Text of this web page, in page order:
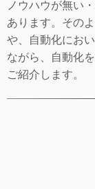
ノウハウが無い
あります。その
や、自動化にお
ながら、自動化
ご紹介します。